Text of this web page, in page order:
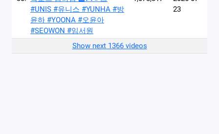
#UNIS #유니스 #YUNHA #방
윤하 #YOONA #오윤아
#SEOWON #임서원
23
Show next 1366 videos